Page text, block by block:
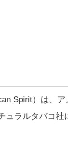
Spirit）は、ア
ュラルタバコ社